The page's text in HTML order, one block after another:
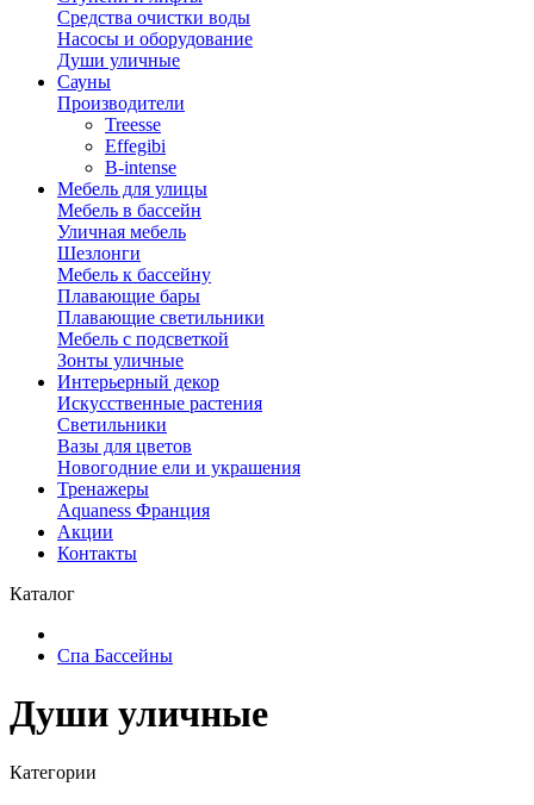
Средства очистки воды
Насосы и оборудование
Души уличные
Сауны
Производители
Treesse
Effegibi
B-intense
Мебель для улицы
Мебель в бассейн
Уличная мебель
Шезлонги
Мебель к бассейну
Плавающие бары
Плавающие светильники
Мебель с подсветкой
Зонты уличные
Интерьерный декор
Искусственные растения
Светильники
Вазы для цветов
Новогодние ели и украшения
Тренажеры
Aquaness Франция
Акции
Контакты
Каталог
Спа Бассейны
Души уличные
Категории